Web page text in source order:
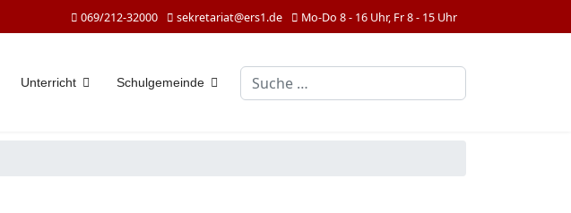
069/212-32000 sekretariat@ers1.de Mo-Do 8 - 16 Uhr, Fr 8 - 15 Uhr
Unterricht Schulgemeinde Suchen